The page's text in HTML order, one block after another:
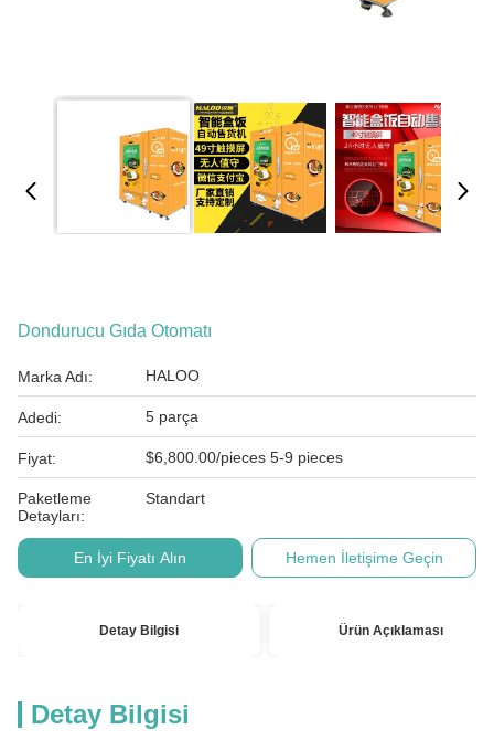
Dondurucu Gıda Otomatı
Marka Adı: HALOO
Adedi: 5 parça
Fiyat: $6,800.00/pieces 5-9 pieces
Paketleme
Detayları:
Standart
En İyi Fiyatı Alın Hemen İletişime Geçin
Detay Bilgisi Ürün Açıklaması
Detay Bilgisi